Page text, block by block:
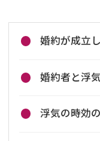
婚約が成立
婚約者と浮
浮気の時効